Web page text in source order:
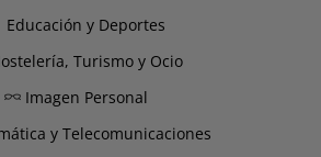
Educación y Deportes
Turismo y Ocio
Imagen Personal
y Telecomunicaciones